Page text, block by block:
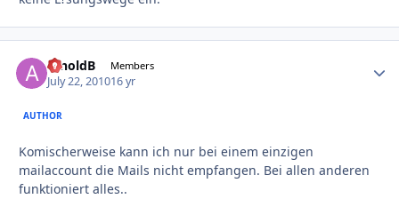
arnoldB Members
July 22, 201016 yr
AUTHOR
Komischerweise kann ich nur bei einem einzigen
mailaccount die Mails nicht empfangen. Bei allen anderen
funktioniert alles..